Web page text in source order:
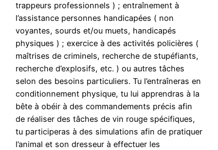
trappeurs professionnels ) ; entraînement à
l’assistance personnes handicapées ( non
voyantes, sourds et/ou muets, handicapés
physiques ) ; exercice à des activités policières (
maîtrises de criminels, recherche de stupéfiants,
recherche d’explosifs, etc. ) ou autres tâches
selon des besoins particuliers. Tu l’entraîneras en
conditionnement physique, tu lui apprendras à la
bête à obéir à des commandements précis afin
de réaliser des tâches de vin rouge spécifiques,
tu participeras à des simulations afin de pratiquer
l’animal et son dresseur à effectuer les